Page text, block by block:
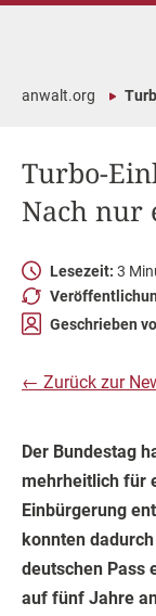
Turbo-
Nach nur
anwalt.org
Lesezeit: 3
Geschrieben
← Zurück zur
Der Bundestag
mehrheitlich für
Einbürgerung
konnten
deutschen Pass
auf fünf Jahre